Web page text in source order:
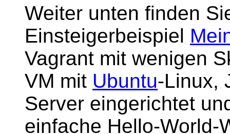
Weiter unten finden
Einsteigerbeispiel
Vagrant mit wenigen
VM mit Ubuntu-Linux,
Server eingerichtet
einfache Hello-World-